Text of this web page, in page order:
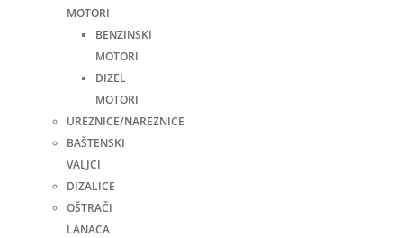
MOTORI
BENZINSKI
MOTORI
DIZEL
MOTORI
UREZNICE/NAREZNICE
BAŠTENSKI
VALJCI
DIZALICE
OŠTRAČI
LANACA